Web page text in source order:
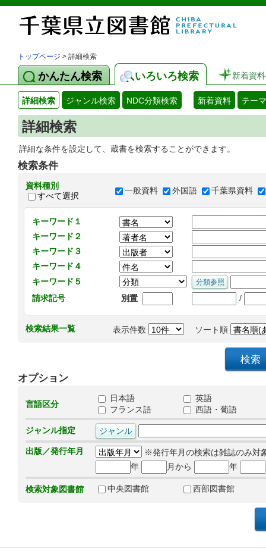
トップページ > 詳細検索
かんたん検索 いろいろ検索 新着資料
詳細検索 ジャンル検索 NDC分類検索 新着資料 テー
詳細検索
詳細な条件を設定して、蔵書を検索することができます。
検索条件
資料種別
すべて選択
一般資料 外国語 千葉県資料
キーワード１
キーワード２
キーワード３
キーワード４
キーワード５
請求記号
別置 /
検索結果一覧 表示件数 ソート順
オプション
言語区分
日本語
英語
フランス語
西語・葡語
ジャンル指定
出版／発行年月
※発行年月の検索は雑誌のみ対
年
月から 年
検索対象図書館 中央図書館 西部図書館